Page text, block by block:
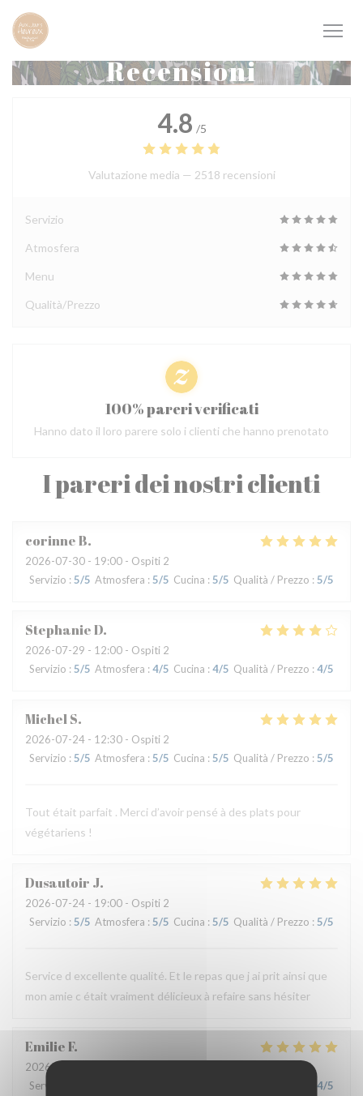
Personalizzazione delle tue scelte sui cookie
Recensioni
I pareri dei nostri clienti
corinneB
2026-07-30 - 19:00 - Ospiti 2
Servizio : 5/5 Atmosfera : 5/5 Cucina : 5/5 Qualità / Prezzo : 5/5
StephanieD
2026-07-29 - 12:00 - Ospiti 2
Servizio : 5/5 Atmosfera : 4/5 Cucina : 4/5 Qualità / Prezzo : 4/5
MichelS
2026-07-24 - 12:30 - Ospiti 2
Servizio : 5/5 Atmosfera : 5/5 Cucina : 5/5 Qualità / Prezzo : 5/5
Tout était parfait . Merci d’avoir pensé à des plats pour
végétariens !
Dusautoir J
2026-07-24 - 19:00 - Ospiti 2
Servizio : 5/5 Atmosfera : 5/5 Cucina : 5/5 Qualità / Prezzo :5/5
Service d excellente qualité. Et le repas que j ai prit ainsi que
mon amie c était vraiment délicieux à refaire sans hésiter
EmilieF
2026-07-24
Servizio
4/5
4.8 /5
Valutazione media — 2518 recensioni
Servizio
Atmosfera
Menu
Qualità/Prezzo
100% pareri verificati
Hanno dato il loro parere solo i clienti che hanno prenotato